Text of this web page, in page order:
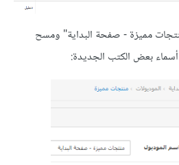
مميزة - صفحة البداية" ومسح
بعض الكتب الجديدة: